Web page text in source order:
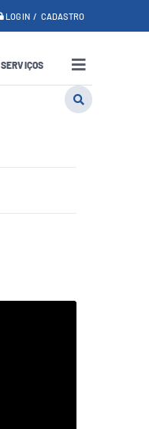
LOGIN / CADASTRO
SERVIÇOS